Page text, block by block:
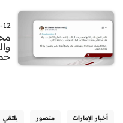
أخبار الإمارات منصور يلتقي